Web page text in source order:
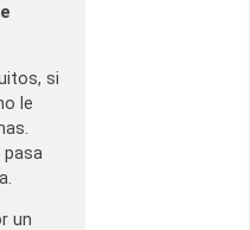
si
le
pasa
un